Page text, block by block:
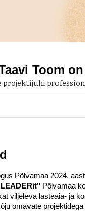
Toom
Põlvamaa 2024.
Põlvamaa
viljeleva lasteaia- ja
omavate